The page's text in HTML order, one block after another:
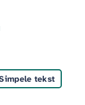
tekst